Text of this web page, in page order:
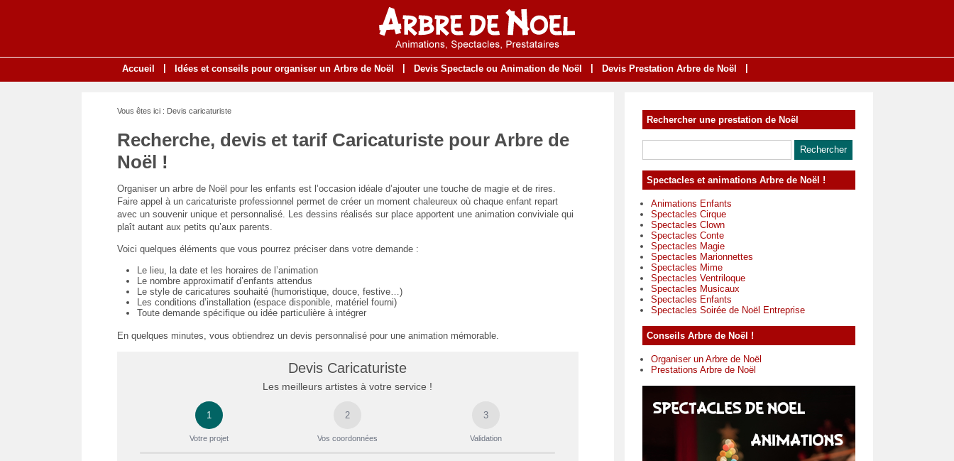
Accueil Idées et conseils pour organiser un Arbre de Noël Devis Spectacle ou Animation de Noël Devis Prestation Arbre de Noël
Vous êtes ici : Devis caricaturiste
Recherche, devis et tarif Caricaturiste pour Arbre de
Noël !
Organiser un arbre de Noël pour les enfants est l’occasion idéale d’ajouter une touche de magie et de rires.
Faire appel à un caricaturiste professionnel permet de créer un moment chaleureux où chaque enfant repart
avec un souvenir unique et personnalisé. Les dessins réalisés sur place apportent une animation conviviale qui
plaît autant aux petits qu’aux parents.
Voici quelques éléments que vous pourrez préciser dans votre demande :
Le lieu, la date et les horaires de l’animation
Le nombre approximatif d’enfants attendus
Le style de caricatures souhaité (humoristique, douce, festive…)
Les conditions d’installation (espace disponible, matériel fourni)
Toute demande spécifique ou idée particulière à intégrer
En quelques minutes, vous obtiendrez un devis personnalisé pour une animation mémorable.
Devis Caricaturiste
Les meilleurs artistes à votre service !
1
Votre projet
2
Vos coordonnées
3
Validation
Rechercher une prestation de Noël
Spectacles et animations Arbre de Noël !
Animations Enfants
Spectacles Cirque
Spectacles Clown
Spectacles Conte
Spectacles Magie
Spectacles Marionnettes
Spectacles Mime
Spectacles Ventriloque
Spectacles Musicaux
Spectacles Enfants
Spectacles Soirée de Noël Entreprise
Conseils Arbre de Noël !
Organiser un Arbre de Noël
Prestations Arbre de Noël